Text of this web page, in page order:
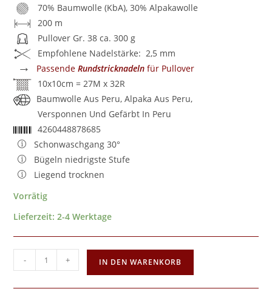
70% Baumwolle (KbA), 30% Alpakawolle
200 m
Pullover Gr. 38 ca. 300 g
Empfohlene Nadelstärke: 2,5 mm
→ PassendeRundstricknadeln für Pullover
10x10cm = 27M x 32R
Baumwolle Aus Peru, Alpaka Aus Peru,
Versponnen Und Gefärbt In Peru
4260448878685
Schonwaschgang 30°
Bügeln niedrigste Stufe
Liegend trocknen
Vorrätig
Lieferzeit:2-4 Werktage
- + IN DEN WARENKORB